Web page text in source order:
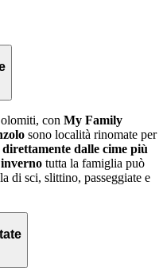
con My Family
sono località rinomate per
direttamente dalle cime più
inverno tutta la famiglia può
di sci, slittino, passeggiate e